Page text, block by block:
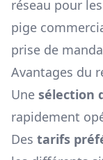
réseau pour
pige
prise de
Avantages du
Une sélection
rapidement
Des tarifs